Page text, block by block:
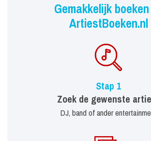
Gemakkelijk
ArtiestBoeken.nl
Stap 1
Zoek de gewenste
DJ, band of ander